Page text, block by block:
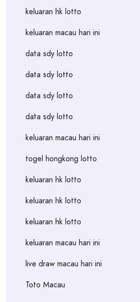
keluaran hk lotto
keluaran macau hari ini
data sdy lotto
data sdy lotto
data sdy lotto
data sdy lotto
keluaran macau hari ini
togel hongkong lotto
keluaran hk lotto
keluaran hk lotto
keluaran hk lotto
keluaran macau hari ini
live draw macau hari ini
Toto Macau